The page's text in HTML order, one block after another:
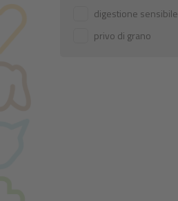
digestione sensibile
privo di grano